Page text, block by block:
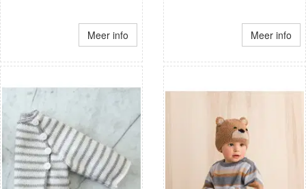
Meer info Meer info